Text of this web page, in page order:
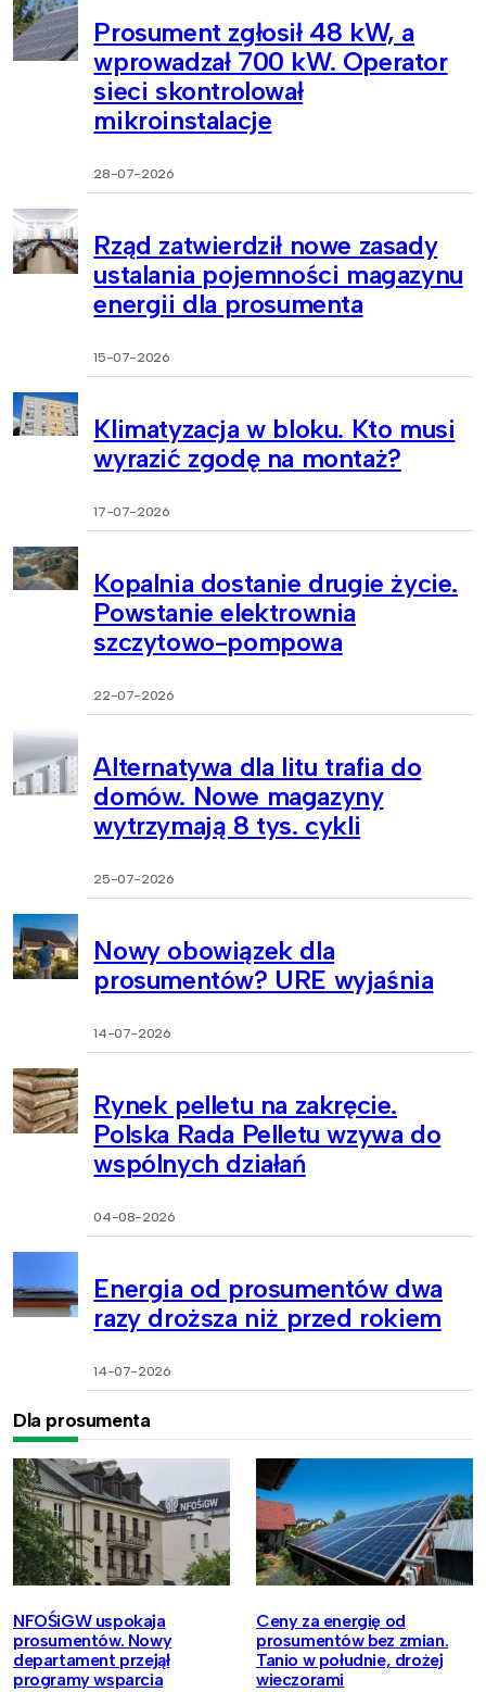
Prosument zgłosił 48 kW, a
wprowadzał 700 kW. Operator
sieci skontrolował
mikroinstalacje
28-07-2026
Rząd zatwierdził nowe zasady
ustalania pojemności magazynu
energii dla prosumenta
15-07-2026
Klimatyzacja w bloku. Kto musi
wyrazić zgodę na montaż?
17-07-2026
Kopalnia dostanie drugie życie.
Powstanie elektrownia
szczytowo-pompowa
22-07-2026
Alternatywa dla litu trafia do
domów. Nowe magazyny
wytrzymają 8 tys. cykli
25-07-2026
Nowy obowiązek dla
prosumentów? URE wyjaśnia
14-07-2026
Rynek pelletu na zakręcie.
Polska Rada Pelletu wzywa do
wspólnych działań
04-08-2026
Energia od prosumentów dwa
razy droższa niż przed rokiem
14-07-2026
Dla prosumenta
NFOŚiGW uspokaja
prosumentów. Nowy
departament przejął
programy wsparcia
Ceny za energię od
prosumentów bez zmian.
Tanio w południe, drożej
wieczorami